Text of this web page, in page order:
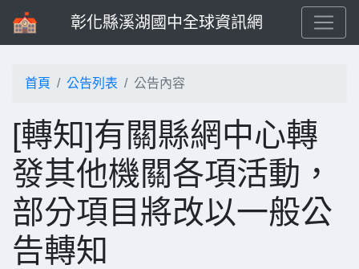
彰化縣溪湖國中全球資訊網
首頁 公告列表 公告內容
[轉知]有關縣網中心轉
發其他機關各項活動，
部分項目將改以一般公
告轉知